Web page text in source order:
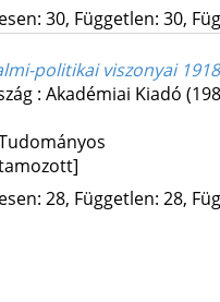
30, Független: 30,
politikai viszonyai
: Akadémiai Kiadó
28, Független: 28,